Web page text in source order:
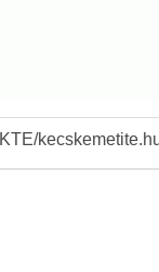
KTE/